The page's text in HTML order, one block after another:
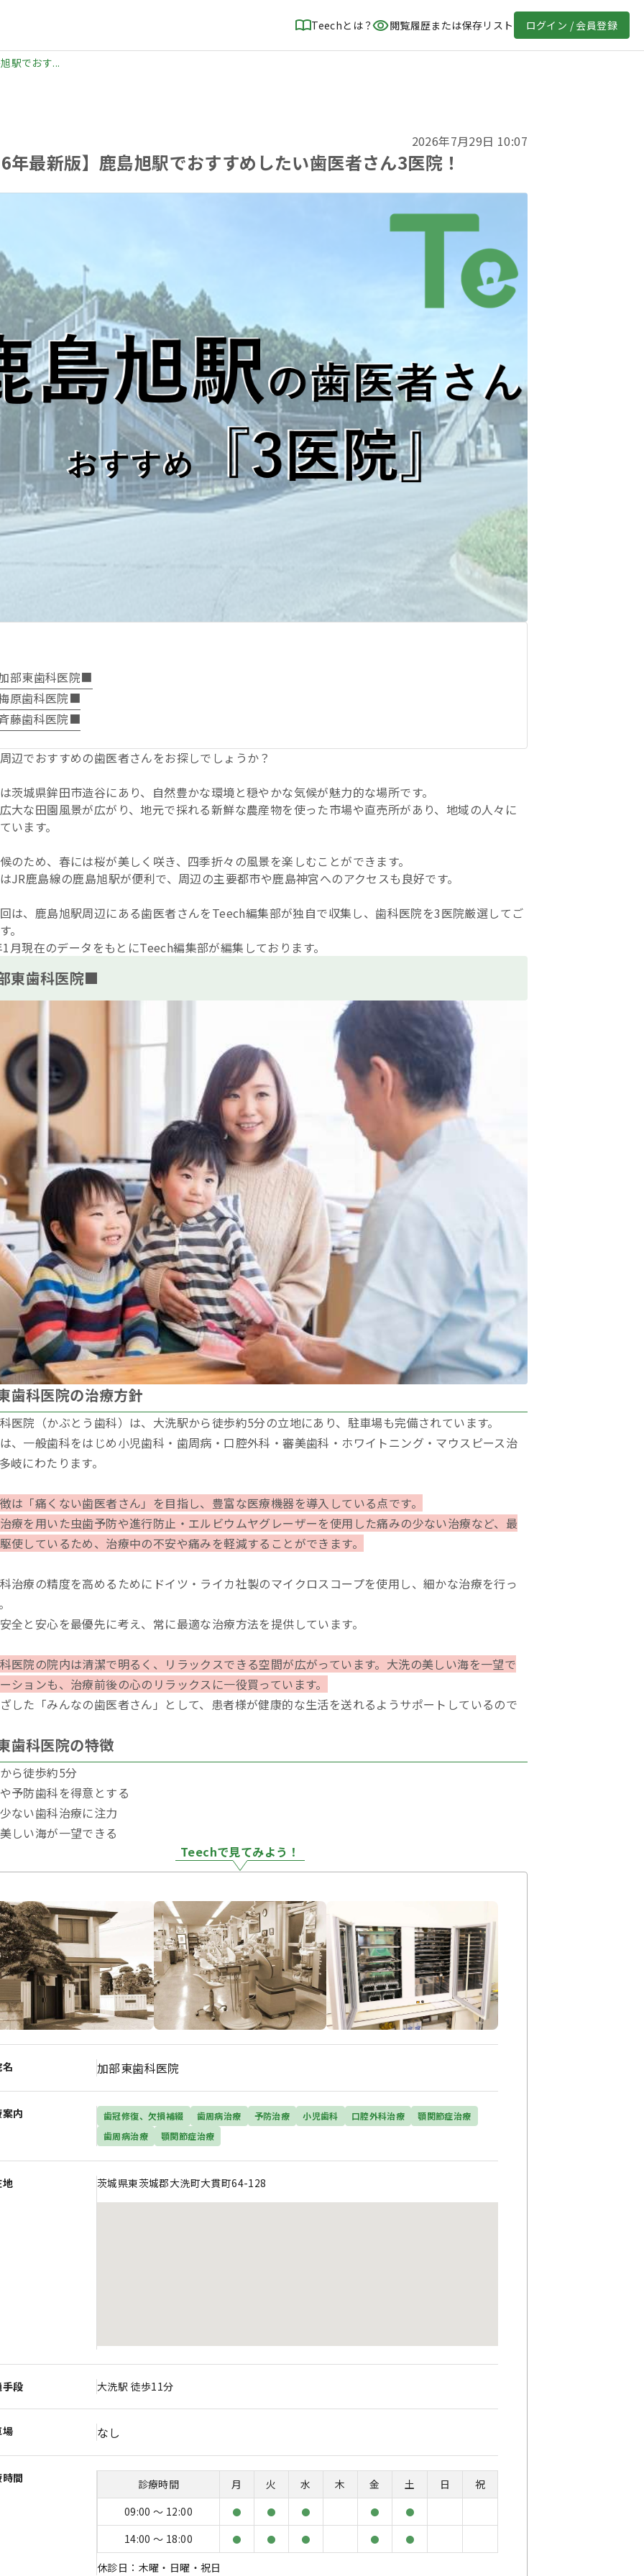
Teechとは？ 閲覧履歴または保存リスト ログイン / 会員登録
駅でおす...
2026年7月29日 10:07
年最新版】鹿島旭駅でおすすめしたい歯医者さん3医院！
部東歯科医院■
原歯科医院■
藤歯科医院■
辺でおすすめの歯医者さんをお探しでしょうか？
茨城県鉾田市造谷にあり、自然豊かな環境と穏やかな気候が魅力的な場所です。
大な田園風景が広がり、地元で採れる新鮮な農産物を使った市場や直売所があり、地域の人々に
います。
のため、春には桜が美しく咲き、四季折々の風景を楽しむことができます。
JR鹿島線の鹿島旭駅が便利で、周辺の主要都市や鹿島神宮へのアクセスも良好です。
は、鹿島旭駅周辺にある歯医者さんをTeech編集部が独自で収集し、歯科医院を3医院厳選してご
。
現在のデータをもとにTeech編集部が編集しております。
東歯科医院■
歯科医院の治療方針
医院（かぶとう歯科）は、大洗駅から徒歩約5分の立地にあり、駐車場も完備されています。
、一般歯科をはじめ小児歯科・歯周病・口腔外科・審美歯科・ホワイトニング・マウスピース治
岐にわたります。
は「痛くない歯医者さん」を目指し、豊富な医療機器を導入している点です。
療を用いた虫歯予防や進行防止・エルビウムヤグレーザーを使用した痛みの少ない治療など、最
使しているため、治療中の不安や痛みを軽減することができます。
治療の精度を高めるためにドイツ・ライカ社製のマイクロスコープを使用し、細かな治療を行っ
全と安心を最優先に考え、常に最適な治療方法を提供しています。
医院の院内は清潔で明るく、リラックスできる空間が広がっています。大洗の美しい海を一望で
ションも、治療前後の心のリラックスに一役買っています。
した「みんなの歯医者さん」として、患者様が健康的な生活を送れるようサポートしているので
歯科医院の特徴
ら徒歩約5分
予防歯科を得意とする
ない歯科治療に注力
しい海が一望できる
Teechで見てみよう！
加部東歯科医院
内 歯冠修復、欠損補綴 歯周病治療 予防治療 小児歯科 口腔外科治療
顎関節症治療
歯周病治療
顎関節症治療
地 茨城県東茨城郡大洗町大貫町64-128
段 大洗駅 徒歩11分
場 なし
間 診療時間 月 火 水 木 金 土 日
祝
09:00 〜 12:00
● ● ● ● ●
14:00 〜 18:00 ● ● ● ● ●
休診日：木曜・日曜・祝日